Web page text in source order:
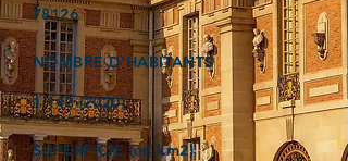
78126
NOMBRE D'HABITANTS
1 143 (2020)
SUPERFICIE (en km2)